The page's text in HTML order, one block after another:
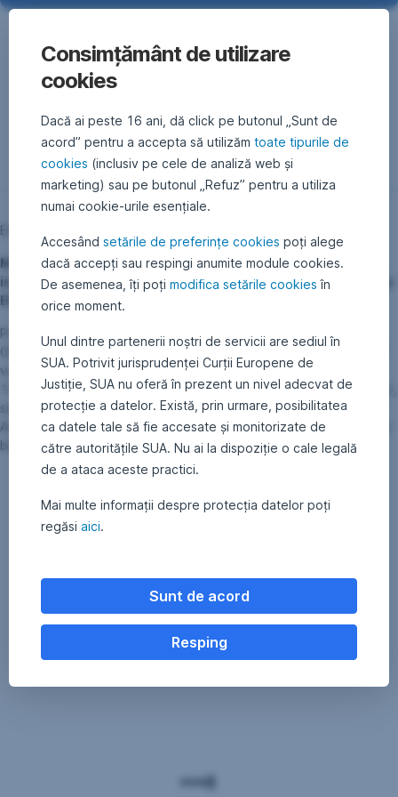
Erste Asset Management GmbH
Modificarea Prospectelor de emisiune ale Fondurilor de
investiții ERSTE BEST OF AMERICA, ERSTE BEST OF EUROPE și
ERSTE BEST OF WORLD
Prospectele de emisiune ale fondurilor de investiții ERSTE BEST
OF AMERICA, ERSTE BEST OF EUROPE și ERSTE BEST OF WORLD
vor fi modificate, urmând să intre în vigoare începând cu data de
13 iulie 2023. Prospectele de emisiune, inclusiv Regulile fondurilor,
sunt disponibile în limba germană și/sau engleză, la sediul Erste
Asset Management GmbH, Am Belvedere 1, 1100 Vienna, la cel al
băncii custode și pe pagina webwww.erste-am.com.
Consimțământ de utilizare
cookies
Dacă ai peste 16 ani, dă click pe butonul „Sunt de
acord” pentru a accepta să utilizăm toate tipurile de
cookies (inclusiv pe cele de analiză web și
marketing) sau pe butonul „Refuz” pentru a utiliza
numai cookie-urile esențiale.
Accesând setările de preferințe cookies poți alege
dacă accepți sau respingi anumite module cookies.
De asemenea, îți poți modifica setările cookies în
orice moment.
Unul dintre partenerii noștri de servicii are sediul în
SUA. Potrivit jurisprudenței Curții Europene de
Justiție, SUA nu oferă în prezent un nivel adecvat de
protecție a datelor. Există, prin urmare, posibilitatea
ca datele tale să fie accesate și monitorizate de
către autoritățile SUA. Nu ai la dispoziție o cale legală
de a ataca aceste practici.
Mai multe informații despre protecția datelor poți
regăsi aici.
Sunt de acord
Resping